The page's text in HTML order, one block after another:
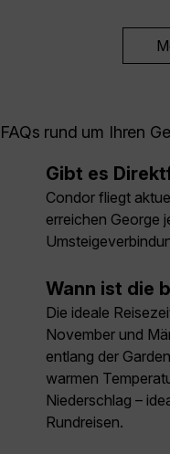
FAQs rund um Ihren
Gibt es
Condor fliegt
erreichen George
Wann ist die
Die ideale
November und
entlang der
warmen
Niederschlag –
Rundreisen.